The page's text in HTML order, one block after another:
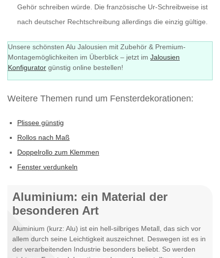
Gehör schreiben würde. Die französische Ur-Schreibweise ist
nach deutscher Rechtschreibung allerdings die einzig gültige.
Unsere schönsten Alu Jalousien mit Zubehör & Premium-
Montagemöglichkeiten im Überblick – jetzt im Jalousien
Konfigurator günstig online bestellen!
Weitere Themen rund um Fensterdekorationen:
Plissee günstig
Rollos nach Maß
Doppelrollo zum Klemmen
Fenster verdunkeln
Aluminium: ein Material der
besonderen Art
Aluminium (kurz: Alu) ist ein hell-silbriges Metall, das sich vor
allem durch seine Leichtigkeit auszeichnet. Deswegen ist es in
der verarbeitenden Industrie besonders beliebt. So werden